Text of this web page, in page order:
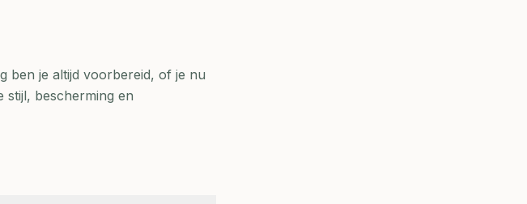
ben je altijd voorbereid, of je nu
bescherming en